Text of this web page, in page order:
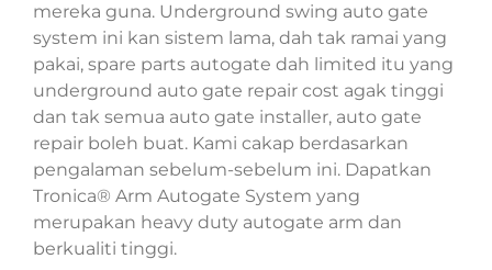
mereka guna. Underground swing auto gate
system ini kan sistem lama, dah tak ramai yang
pakai, spare parts autogate dah limited itu yang
underground auto gate repair cost agak tinggi
dan tak semua auto gate installer, auto gate
repair boleh buat. Kami cakap berdasarkan
pengalaman sebelum-sebelum ini. Dapatkan
Tronica® Arm Autogate System yang
merupakan heavy duty autogate arm dan
berkualiti tinggi.